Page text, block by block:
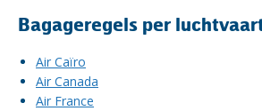
Bagageregels per
Air Caïro
Air Canada
Air France